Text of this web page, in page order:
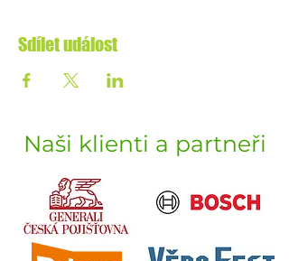
Sdílet událost
Naši klienti a partneři